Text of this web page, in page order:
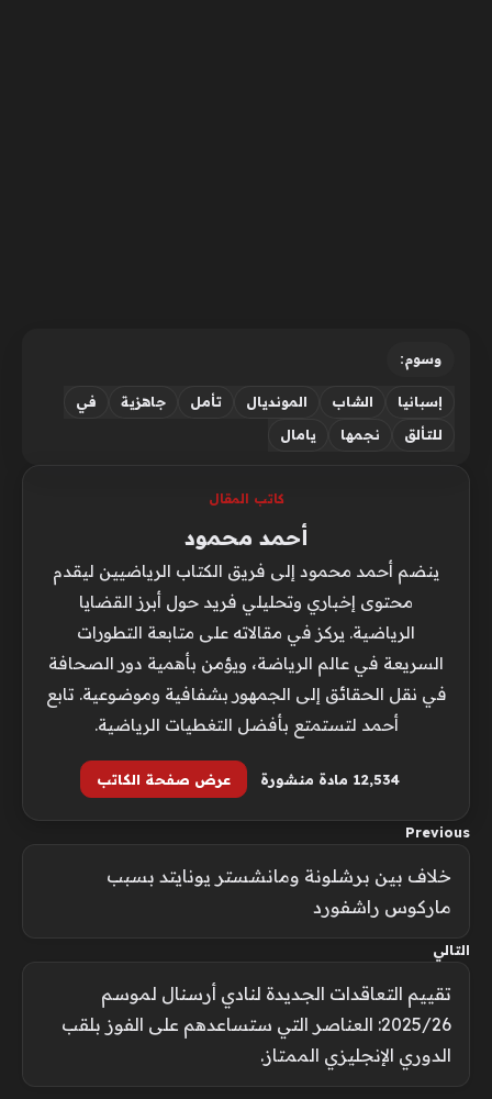
وسوم:
إسبانيا الشاب المونديال تأمل جاهزية
في
للتألق
نجمها يامال
كاتب المقال
أحمد محمود
ينضم أحمد محمود إلى فريق الكتاب الرياضيين ليقدم
محتوى إخباري وتحليلي فريد حول أبرز القضايا
الرياضية. يركز في مقالاته على متابعة التطورات
السريعة في عالم الرياضة، ويؤمن بأهمية دور الصحافة
في نقل الحقائق إلى الجمهور بشفافية وموضوعية. تابع
أحمد لتستمتع بأفضل التغطيات الرياضية.
12٬534 مادة منشورة عرض صفحة الكاتب
Previous
خلاف بين برشلونة ومانشستر يونايتد بسبب
ماركوس راشفورد
التالي
تقييم التعاقدات الجديدة لنادي أرسنال لموسم
2025/26: العناصر التي ستساعدهم على الفوز بلقب
الدوري الإنجليزي الممتاز.